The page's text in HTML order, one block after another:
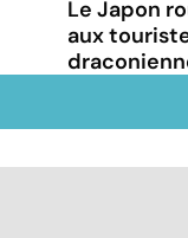
Le Japon
aux